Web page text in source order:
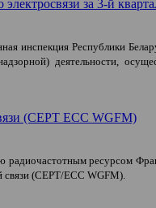
за 3-й
инспекция Республики
деятельности,
(CEPT ECC WGFM)
радиочастотным ресурсом
(CEPT/ECC WGFM).